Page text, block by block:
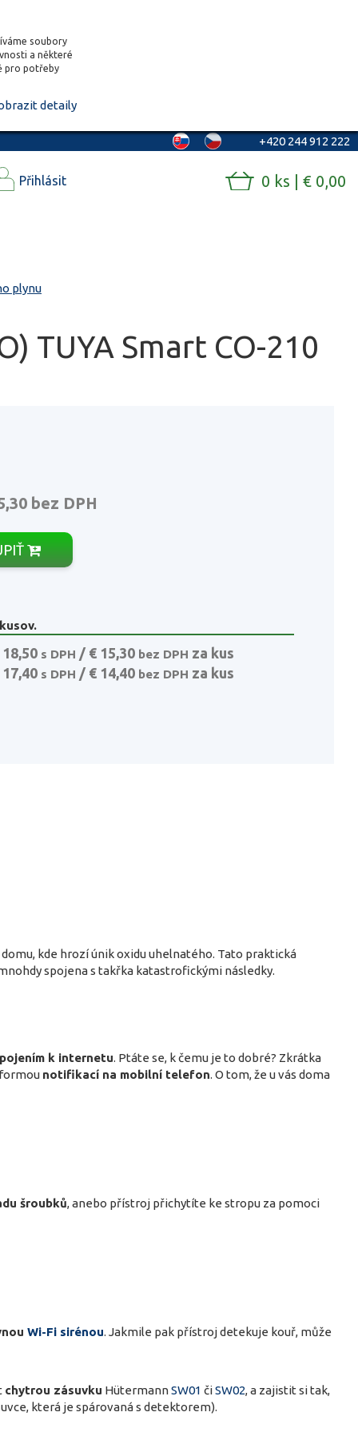
soubory
a některé
pro potřeby
detaily
+420 244 912 222
Přihlásit 0 ks | € 0,00
plynu
TUYA Smart CO-210
bez DPH
s DPH / € 15,30 bez DPH za kus
s DPH / € 14,40 bez DPH za kus
kde hrozí únik oxidu uhelnatého. Tato praktická
spojena s takřka katastrofickými následky.
k internetu. Ptáte se, k čemu je to dobré? Zkrátka
notifikací na mobilní telefon. O tom, že u vás doma
šroubků, anebo přístroj přichytíte ke stropu za pomoci
Wi-Fi sirénou. Jakmile pak přístroj detekuje kouř, může
chytrou zásuvku HütermannSW01 čiSW02, a zajistit si tak,
která je spárovaná s detektorem).